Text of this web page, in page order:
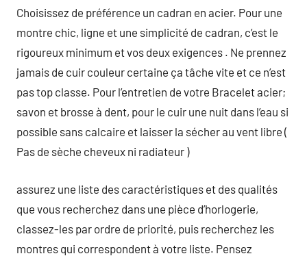
Choisissez de préférence un cadran en acier. Pour une
montre chic, ligne et une simplicité de cadran, c’est le
rigoureux minimum et vos deux exigences . Ne prennez
jamais de cuir couleur certaine ça tâche vite et ce n’est
pas top classe. Pour l’entretien de votre Bracelet acier;
savon et brosse à dent, pour le cuir une nuit dans l’eau si
possible sans calcaire et laisser la sécher au vent libre (
Pas de sèche cheveux ni radiateur )
assurez une liste des caractéristiques et des qualités
que vous recherchez dans une pièce d’horlogerie,
classez-les par ordre de priorité, puis recherchez les
montres qui correspondent à votre liste. Pensez